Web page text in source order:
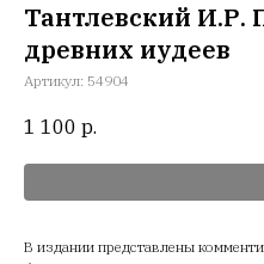
Тантлевский И.Р.
древних иудеев
Артикул: 54904
1 100 р.
В издании представлены